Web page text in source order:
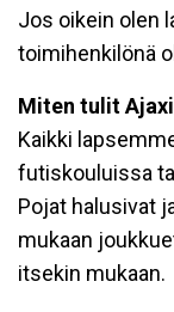
Jos oikein olen
toimihenkilönä
Miten tulit
Kaikki
futiskouluissa
Pojat halusivat
mukaan
itsekin mukaan.